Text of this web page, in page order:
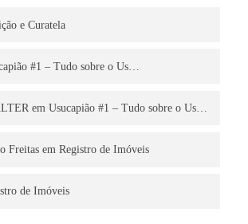
e Curatela
#1 – Tudo sobre o Us…
em Usucapião #1 – Tudo sobre o Us…
Freitas em Registro de Imóveis
de Imóveis